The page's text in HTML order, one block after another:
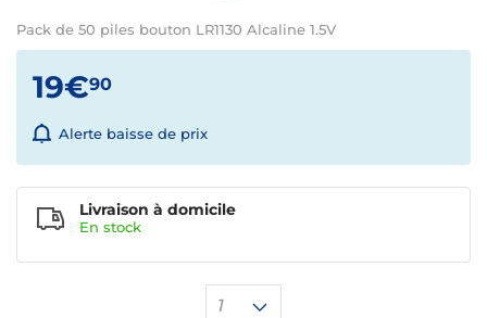
Pack de 50 piles bouton LR1130 Alcaline 1.5V
19€90
Alerte baisse de prix
1
Livraison à domicile
En stock